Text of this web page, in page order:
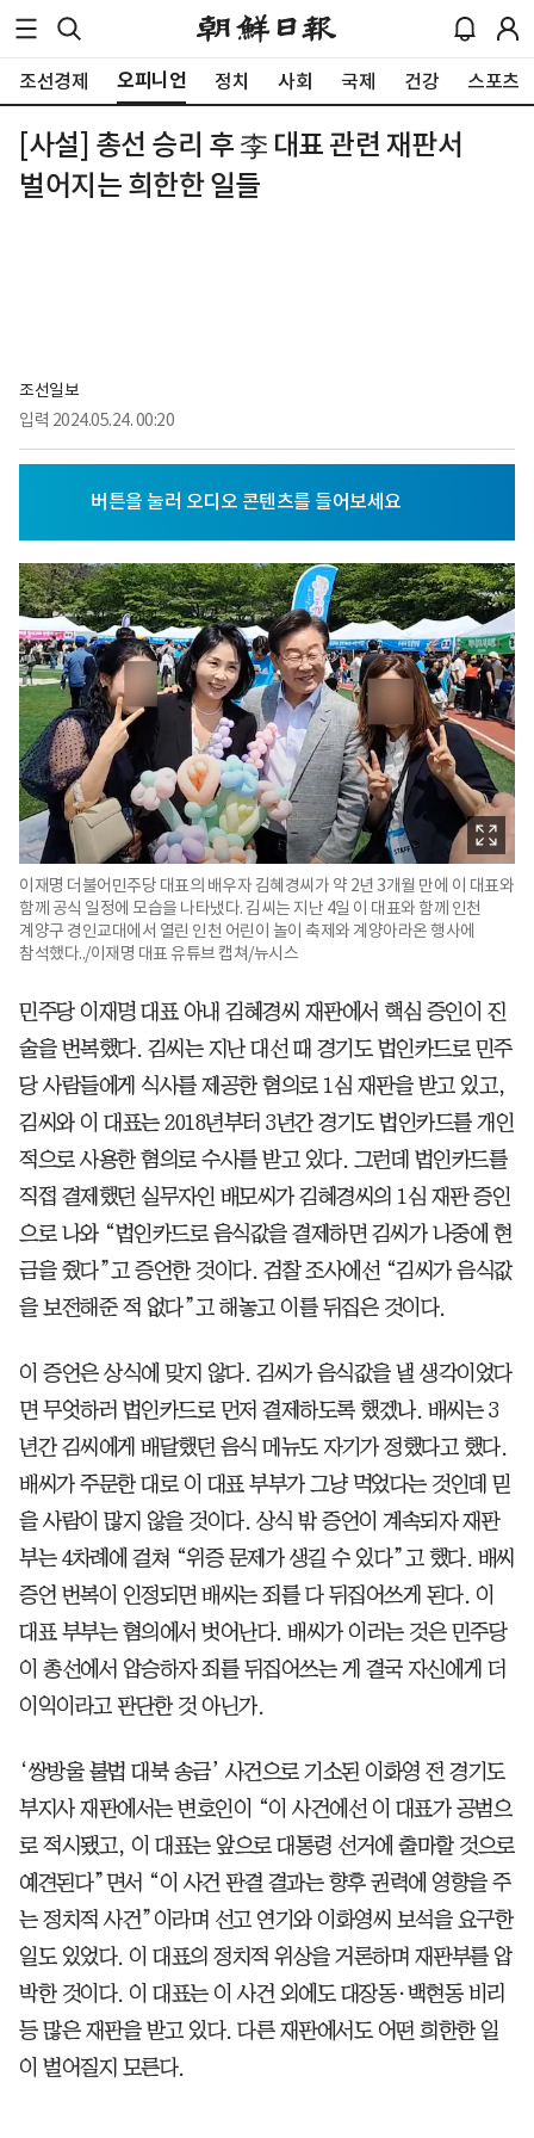
조선경제 오피니언 정치 사회 국제 건강 스포츠
[사설] 총선 승리 후 李 대표 관련 재판서
벌어지는 희한한 일들
조선일보
입력 2024.05.24. 00:20
이재명 더불어민주당 대표의 배우자 김혜경씨가 약 2년 3개월 만에 이 대표와
함께 공식 일정에 모습을 나타냈다. 김씨는 지난 4일 이 대표와 함께 인천
계양구 경인교대에서 열린 인천 어린이 놀이 축제와 계양아라온 행사에
참석했다../이재명 대표 유튜브 캡쳐/뉴시스
민주당 이재명 대표 아내 김혜경씨 재판에서 핵심 증인이 진
술을 번복했다. 김씨는 지난 대선 때 경기도 법인카드로 민주
당 사람들에게 식사를 제공한 혐의로 1심 재판을 받고 있고,
김씨와 이 대표는 2018년부터 3년간 경기도 법인카드를 개인
적으로 사용한 혐의로 수사를 받고 있다. 그런데 법인카드를
직접 결제했던 실무자인 배모씨가 김혜경씨의 1심 재판 증인
으로 나와 “법인카드로 음식값을 결제하면 김씨가 나중에 현
금을 줬다”고 증언한 것이다. 검찰 조사에선 “김씨가 음식값
을 보전해준 적 없다”고 해놓고 이를 뒤집은 것이다.
이 증언은 상식에 맞지 않다. 김씨가 음식값을 낼 생각이었다
면 무엇하러 법인카드로 먼저 결제하도록 했겠나. 배씨는 3
년간 김씨에게 배달했던 음식 메뉴도 자기가 정했다고 했다.
배씨가 주문한 대로 이 대표 부부가 그냥 먹었다는 것인데 믿
을 사람이 많지 않을 것이다. 상식 밖 증언이 계속되자 재판
부는 4차례에 걸쳐 “위증 문제가 생길 수 있다”고 했다. 배씨
증언 번복이 인정되면 배씨는 죄를 다 뒤집어쓰게 된다. 이
대표 부부는 혐의에서 벗어난다. 배씨가 이러는 것은 민주당
이 총선에서 압승하자 죄를 뒤집어쓰는 게 결국 자신에게 더
이익이라고 판단한 것 아닌가.
‘쌍방울 불법 대북 송금’ 사건으로 기소된 이화영 전 경기도
부지사 재판에서는 변호인이 “이 사건에선 이 대표가 공범으
로 적시됐고, 이 대표는 앞으로 대통령 선거에 출마할 것으로
예견된다”면서 “이 사건 판결 결과는 향후 권력에 영향을 주
는 정치적 사건”이라며 선고 연기와 이화영씨 보석을 요구한
일도 있었다. 이 대표의 정치적 위상을 거론하며 재판부를 압
박한 것이다. 이 대표는 이 사건 외에도 대장동·백현동 비리
등 많은 재판을 받고 있다. 다른 재판에서도 어떤 희한한 일
이 벌어질지 모른다.